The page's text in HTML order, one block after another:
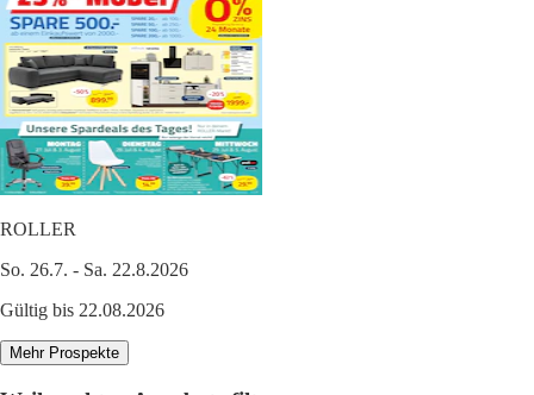
ROLLER
So. 26.7. - Sa. 22.8.2026
Gültig bis 22.08.2026
Mehr Prospekte